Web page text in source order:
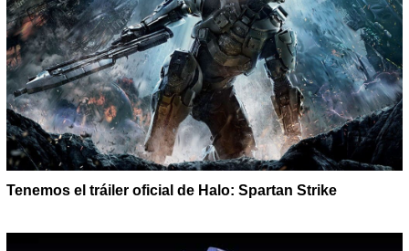
Tenemos el tráiler oficial de Halo: Spartan Strike